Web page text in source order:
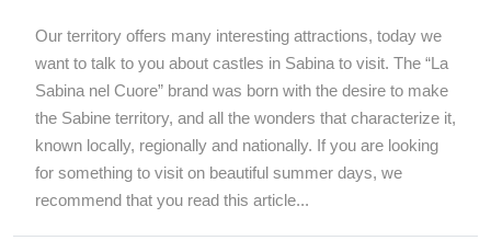
Our territory offers many interesting attractions, today we
want to talk to you about castles in Sabina to visit. The “La
Sabina nel Cuore” brand was born with the desire to make
the Sabine territory, and all the wonders that characterize it,
known locally, regionally and nationally. If you are looking
for something to visit on beautiful summer days, we
recommend that you read this article...